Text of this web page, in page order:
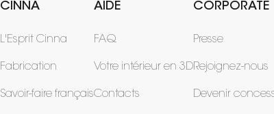
CINNA
L'Esprit Cinna
Fabrication
Savoir-faire français
AIDE
FAQ
Votre intérieur en 3D
Contacts
CORPORATE
Presse
Rejoignez-nous
Devenir